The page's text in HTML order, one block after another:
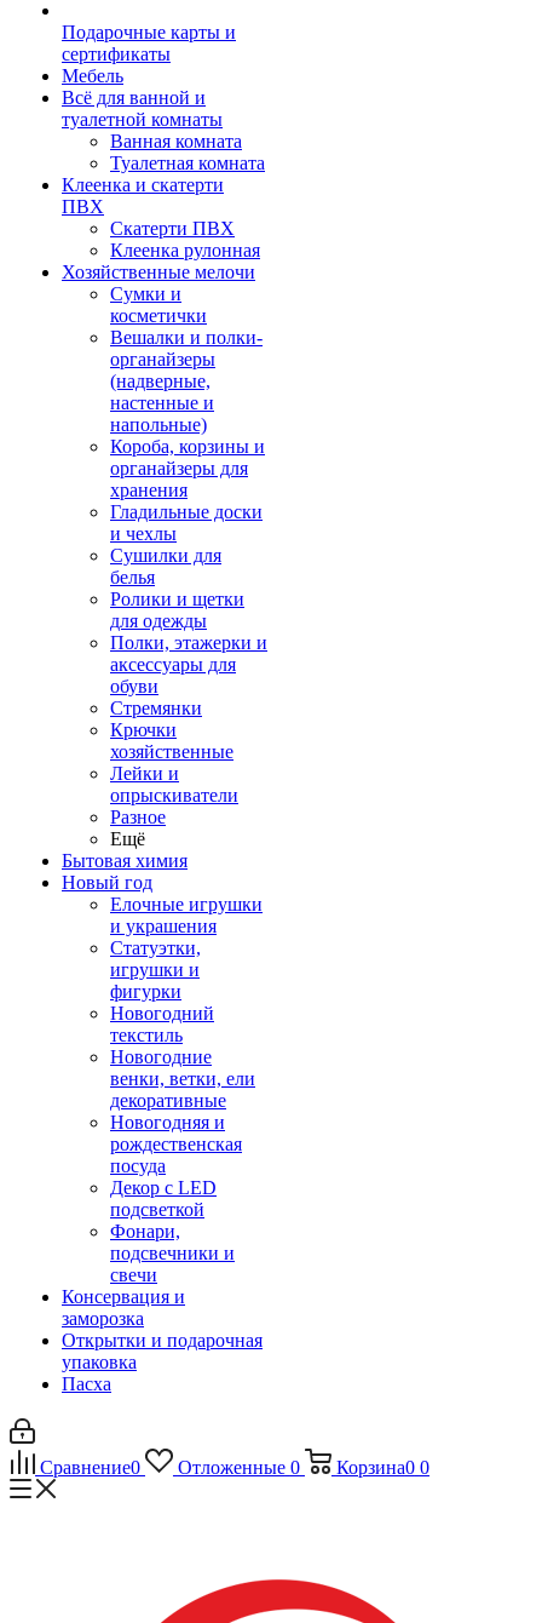
Подарочные карты и
сертификаты
Мебель
Всё для ванной и
туалетной комнаты
Ванная комната
Туалетная комната
Клеенка и скатерти
ПВХ
Скатерти ПВХ
Клеенка рулонная
Хозяйственные мелочи
Сумки и
косметички
Вешалки и полки-
органайзеры
(надверные,
настенные и
напольные)
Короба, корзины и
органайзеры для
хранения
Гладильные доски
и чехлы
Сушилки для
белья
Ролики и щетки
для одежды
Полки, этажерки и
аксессуары для
обуви
Стремянки
Крючки
хозяйственные
Лейки и
опрыскиватели
Разное
Ещё
Бытовая химия
Новый год
Елочные игрушки
и украшения
Статуэтки,
игрушки и
фигурки
Новогодний
текстиль
Новогодние
венки, ветки, ели
декоративные
Новогодняя и
рождественская
посуда
Декор с LED
подсветкой
Фонари,
подсвечники и
свечи
Консервация и
заморозка
Открытки и подарочная
упаковка
Пасха
Сравнение0 Отложенные 0 Корзина0 0